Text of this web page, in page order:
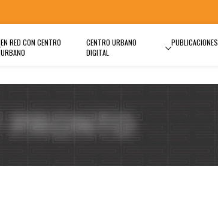
EN RED CON CENTRO
URBANO
CENTRO URBANO
DIGITAL
PUBLICACIONES